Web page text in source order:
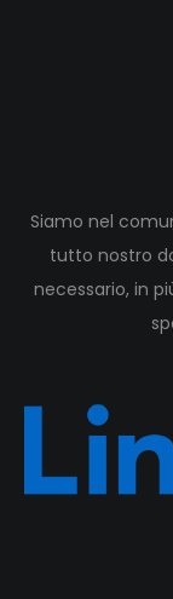
Siamo nel
tutto nostro
necessario, in